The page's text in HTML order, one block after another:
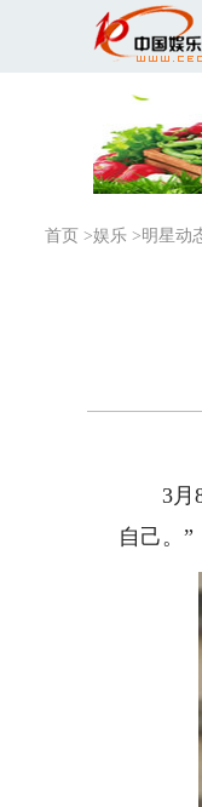
首页 >娱乐 >明星动
3月8
自己。”